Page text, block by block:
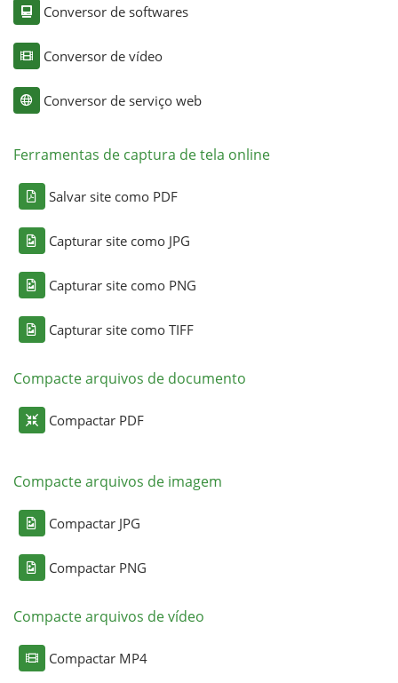
Conversor de softwares
Conversor de vídeo
Conversor de serviço web
Ferramentas de captura de tela online
Salvar site como PDF
Capturar site como JPG
Capturar site como PNG
Capturar site como TIFF
Compacte arquivos de documento
Compactar PDF
Compacte arquivos de imagem
Compactar JPG
Compactar PNG
Compacte arquivos de vídeo
Compactar MP4